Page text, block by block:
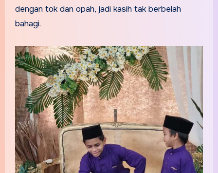
dengan tok dan opah, jadi kasih tak berbelah
bahagi.